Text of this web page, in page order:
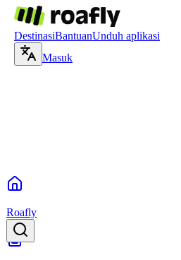
DestinasiBantuanUnduh aplikasi
Masuk
Roafly